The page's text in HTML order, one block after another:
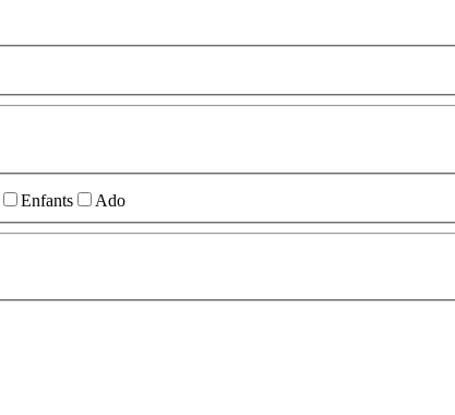
Enfants Ado